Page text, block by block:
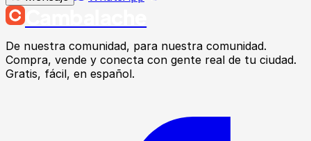
De nuestra comunidad, para nuestra comunidad.
Compra, vende y conecta con gente real de tu ciudad.
Gratis, fácil, en español.